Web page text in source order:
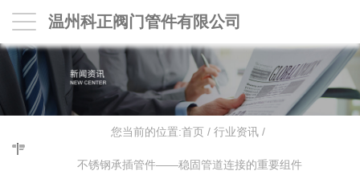
温州科正阀门管件有限公司
您当前的位置:首页/ 行业资讯/
不锈钢承插管件——稳固管道连接的重要组件